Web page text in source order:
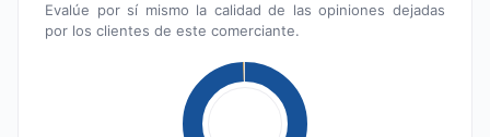
Evalúe por sí mismo la calidad de las opiniones dejadas
por los clientes de este comerciante.